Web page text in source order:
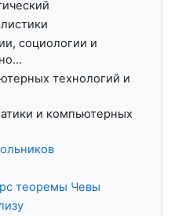
социологии и
технологий и
и компьютерных
теоремы Чевы